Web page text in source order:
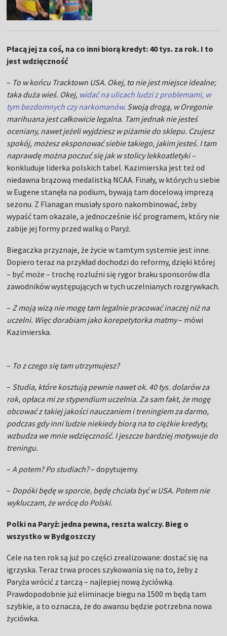
Płacą jej za coś, na co inni biorą kredyt: 40 tys. za rok. I to
jest wdzięczność
– To w końcu Tracktown USA. Okej, to nie jest miejsce idealne;
taka duża wieś. Okej, widać na ulicach ludzi z problemami, w
tym bezdomnych czy narkomanów. Swoją drogą, w Oregonie
marihuana jest całkowicie legalna. Tam jednak nie jesteś
oceniany, nawet jeżeli wyjdziesz w piżamie do sklepu. Czujesz
spokój, możesz eksponować siebie takiego, jakim jesteś. I tam
naprawdę można poczuć się jak w stolicy lekkoatletyki –
konkluduje liderka polskich tabel. Kazimierska jest też od
niedawna brązową medalistką NCAA. Finały, w których u siebie
w Eugene stanęła na podium, bywają tam docelową imprezą
sezonu. Z Flanagan musiały sporo nakombinować, żeby
wypaść tam okazale, a jednocześnie iść programem, który nie
zabije jej formy przed walką o Paryż.
Biegaczka przyznaje, że życie w tamtym systemie jest inne.
Dopiero teraz na przykład dochodzi do reformy, dzięki której
– być może – trochę rozluźni się rygor braku sponsorów dla
zawodników występujących w tych uczelnianych rozgrywkach.
– Z moją wizą nie mogę tam legalnie pracować inaczej niż na
uczelni. Więc dorabiam jako korepetytorka matmy– mówi
Kazimierska.
– To z czego się tam utrzymujesz?
– Studia, które kosztują pewnie nawet ok. 40 tys. dolarów za
rok, opłaca mi ze stypendium uczelnia. Za sam fakt, że mogę
obcować z takiej jakości nauczaniem i treningiem za darmo,
podczas gdy inni ludzie niekiedy biorą na to ciężkie kredyty,
wzbudza we mnie wdzięczność. I jeszcze bardziej motywuje do
treningu.
– A potem? Po studiach?– dopytujemy.
– Dopóki będę w sporcie, będę chciała być w USA. Potem nie
wykluczam, że wrócę do Polski.
Polki na Paryż: jedna pewna, reszta walczy. Bieg o
wszystko w Bydgoszczy
Cele na ten rok są już po części zrealizowane: dostać się na
igrzyska. Teraz trwa proces szykowania się na to, żeby z
Paryża wrócić z tarczą – najlepiej nową życiówką.
Prawdopodobnie już eliminacje biegu na 1500 m będą tam
szybkie, a to oznacza, że do awansu będzie potrzebna nowa
życiówka.